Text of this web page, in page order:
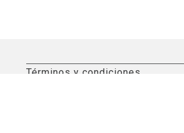
Términos y condiciones